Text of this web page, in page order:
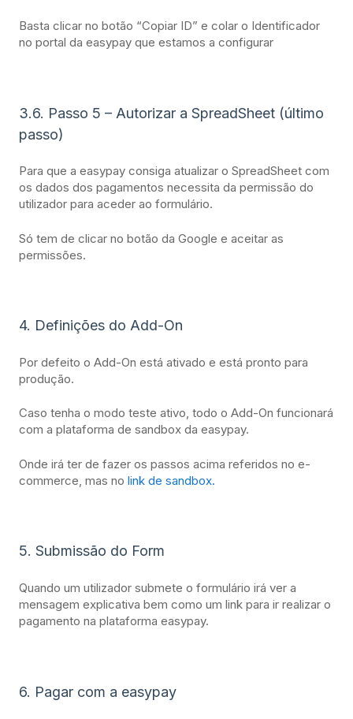
Basta clicar no botão “Copiar ID” e colar o Identificador
no portal da easypay que estamos a configurar
3.6. Passo 5 – Autorizar a SpreadSheet (último
passo)
Para que a easypay consiga atualizar o SpreadSheet com
os dados dos pagamentos necessita da permissão do
utilizador para aceder ao formulário.
Só tem de clicar no botão da Google e aceitar as
permissões.
4. Definições do Add-On
Por defeito o Add-On está ativado e está pronto para
produção.
Caso tenha o modo teste ativo, todo o Add-On funcionará
com a plataforma de sandbox da easypay.
Onde irá ter de fazer os passos acima referidos no e-
commerce, mas no link de sandbox.
5. Submissão do Form
Quando um utilizador submete o formulário irá ver a
mensagem explicativa bem como um link para ir realizar o
pagamento na plataforma easypay.
6. Pagar com a easypay